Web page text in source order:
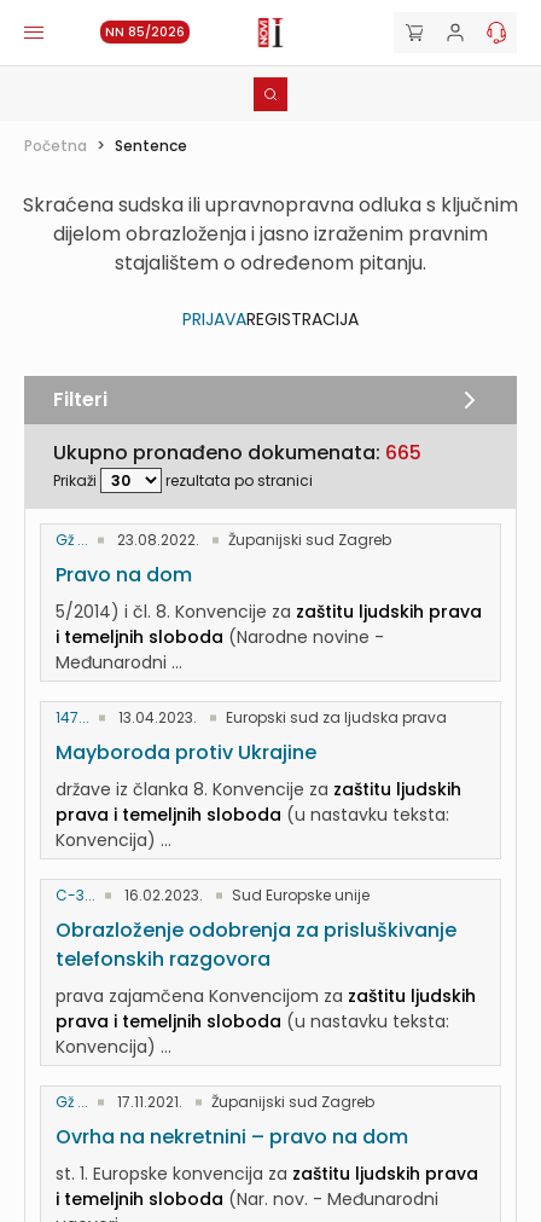
NN 85/2026
Početna > Sentence
Skraćena sudska ili upravnopravna odluka s ključnim
dijelom obrazloženja i jasno izraženim pravnim
stajalištem o određenom pitanju.
PRIJAVAREGISTRACIJA
Ukupno pronađeno dokumenata: 665
Prikaži rezultata po stranici
Gž ... 23.08.2022. Županijski sud Zagreb
Pravo na dom
5/2014) i čl. 8. Konvencije za zaštitu ljudskih prava
i temeljnih sloboda (Narodne novine -
Međunarodni ...
147... 13.04.2023. Europski sud za ljudska prava
Mayboroda protiv Ukrajine
države iz članka 8. Konvencije za zaštitu ljudskih
prava i temeljnih sloboda (u nastavku teksta:
Konvencija) ...
C-3... 16.02.2023. Sud Europske unije
Obrazloženje odobrenja za prisluškivanje
telefonskih razgovora
prava zajamčena Konvencijom za zaštitu ljudskih
prava i temeljnih sloboda (u nastavku teksta:
Konvencija) ...
Gž ... 17.11.2021. Županijski sud Zagreb
Ovrha na nekretnini – pravo na dom
st. 1. Europske konvencija za zaštitu ljudskih prava
i temeljnih sloboda (Nar. nov. - Međunarodni
Filteri